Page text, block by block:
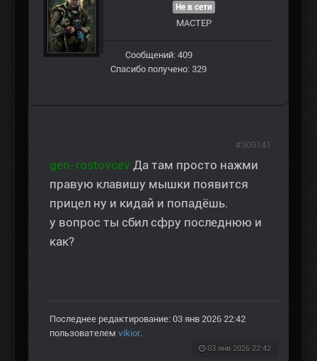
Не в сети
МАСТЕР
Сообщений: 409
Спасибо получено: 329
gen-rostovcev Да там просто нажми
правую клавишу мышки появится
прицел ну и кидай и попадёшь.
у вопрос ты сбил сфру последнюю и
как?
Последнее редактирование: 03 янв 2026 22:42
пользователем vikior.
03 янв 2026 22:42
#309141